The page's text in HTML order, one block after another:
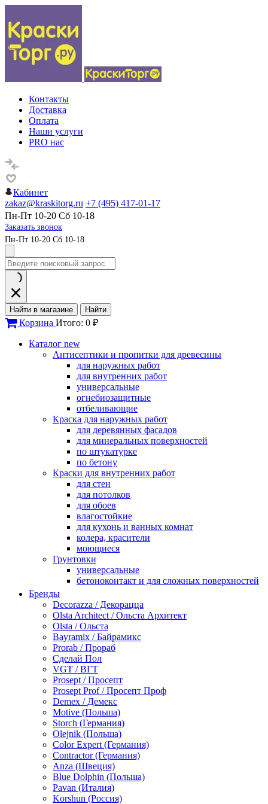
Контакты
Доставка
Оплата
Наши услуги
PRO нас
Кабинет
zakaz@kraskitorg.ru +7 (495) 417-01-17
Пн-Пт 10-20 Сб 10-18
Заказать звонок
Пн-Пт 10-20 Сб 10-18
Найти в магазине Найти
Корзина Итого: 0 ₽
Каталог new
Антисептики и пропитки для древесины
для наружных работ
для внутренних работ
универсальные
огнебиозащитные
отбеливающие
Краска для наружных работ
для деревянных фасадов
для минеральных поверхностей
по штукатурке
по бетону
Краски для внутренних работ
для стен
для потолков
для обоев
влагостойкие
для кухонь и ванных комнат
колера, красители
моющиеся
Грунтовки
универсальные
бетоноконтакт и для сложных поверхностей
по металлу
антикорозийные
под декоративные штукатурки
для гипсокартона
под штукатурку
Герметик
акриловые
силиконовые универсальные, нейтральные
силиконовые санитарные (антигрибковые)
шовные для срубов
для кровли
для каминов
полиуретановые
Декоративные штукатурки и краски
краски для декора, патина
мокрый шелк
венецианские (эффект мрамора)
песок (эффект песчаных вихрей)
декоративная шпаклевка
Бренды
Decorazza / Декорацца
Olsta Architect / Ольста Архитект
Olsta / Ольста
Bayramix / Байрамикс
Prorab / Прораб
Сделай Пол
VGT / ВГТ
Prosept / Просепт
Prosept Prof / Просепт Проф
Demex / Демекс
Motive (Польша)
Storch (Германия)
Olejnik (Польша)
Color Expert (Германия)
Contractor (Германия)
Anza (Швеция)
Blue Dolphin (Польша)
Pavan (Италия)
Korshun (Россия)